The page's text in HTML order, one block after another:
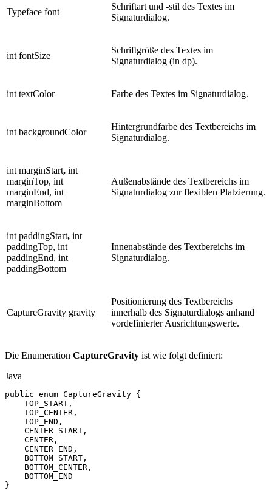
Typeface font
Schriftart und -stil des Textes im
Signaturdialog.
int fontSize
Schriftgröße des Textes im
Signaturdialog (in dp).
int textColor Farbe des Textes im Signaturdialog.
int backgroundColor
Hintergrundfarbe des Textbereichs im
Signaturdialog.
int marginStart, int
marginTop, int
marginEnd, int
marginBottom
Außenabstände des Textbereichs im
Signaturdialog zur flexiblen Platzierung.
int paddingStart, int
paddingTop, int
paddingEnd, int
paddingBottom
Innenabstände des Textbereichs im
Signaturdialog.
CaptureGravity gravity
Positionierung des Textbereichs
innerhalb des Signaturdialogs anhand
vordefinierter Ausrichtungswerte.
Die Enumeration CaptureGravity ist wie folgt definiert:
Java
public enum CaptureGravity {
TOP_START ,
TOP_CENTER ,
TOP_END ,
CENTER_START ,
CENTER ,
CENTER_END ,
BOTTOM_START ,
BOTTOM_CENTER ,
BOTTOM_END
}